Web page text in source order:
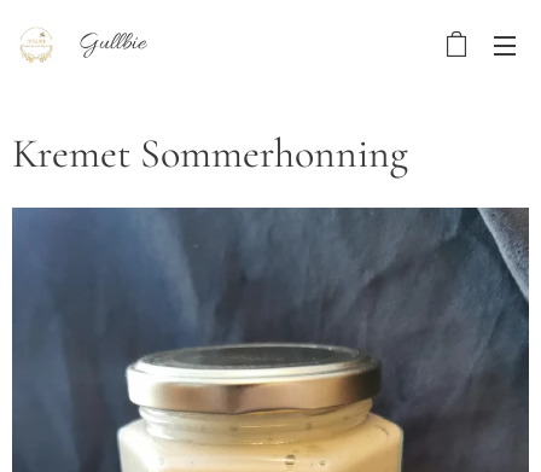
Gullbie
Kremet Sommerhonning